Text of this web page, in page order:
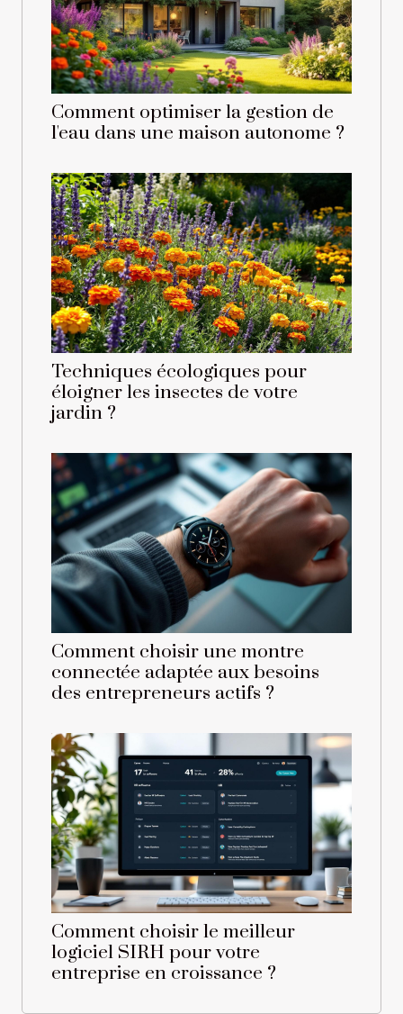
Comment optimiser la gestion de
l'eau dans une maison autonome ?
Techniques écologiques pour
éloigner les insectes de votre
jardin ?
Comment choisir une montre
connectée adaptée aux besoins
des entrepreneurs actifs ?
Comment choisir le meilleur
logiciel SIRH pour votre
entreprise en croissance ?